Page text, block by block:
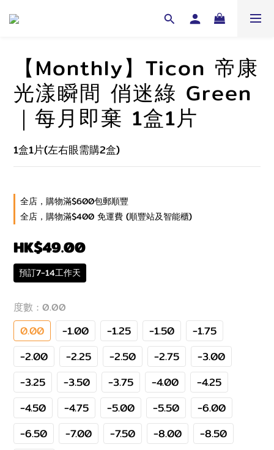
【Monthly】Ticon 帝康
光漾瞬間 俏迷綠 Green
｜每月即棄 1盒1片
1盒1片(左右眼需購2盒)
全店，購物滿$600包郵順豐
全店，購物滿$400 免運費 (順豐站及智能櫃)
HK$49.00
預訂7-14工作天
度數 : 0.00
0.00 -1.00 -1.25 -1.50
-1.75
-2.00
-2.25 -2.50 -2.75
-3.00
-3.25
-3.50 -3.75 -4.00
-4.25
-4.50
-4.75 -5.00 -5.50
-6.00
-6.50
-7.00 -7.50 -8.00
-8.50